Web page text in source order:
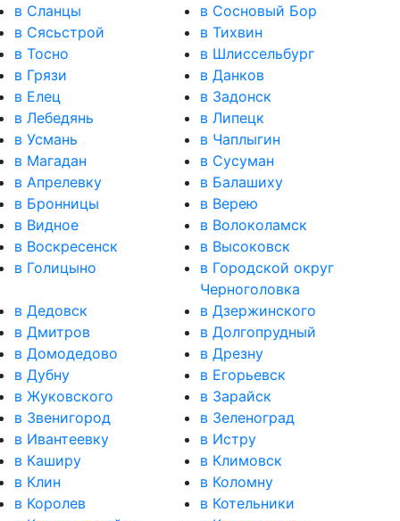
в Сланцы
в Сосновый Бор
в Сясьстрой
в Тихвин
в Тосно
в Шлиссельбург
в Грязи
в Данков
в Елец
в Задонск
в Лебедянь
в Липецк
в Усмань
в Чаплыгин
в Магадан
в Сусуман
в Апрелевку
в Балашиху
в Бронницы
в Верею
в Видное
в Волоколамск
в Воскресенск
в Высоковск
в Голицыно
в Городской округ
Черноголовка
в Дедовск
в Дзержинского
в Дмитров
в Долгопрудный
в Домодедово
в Дрезну
в Дубну
в Егорьевск
в Жуковского
в Зарайск
в Звенигород
в Зеленоград
в Ивантеевку
в Истру
в Каширу
в Климовск
в Клин
в Коломну
в Королев
в Котельники